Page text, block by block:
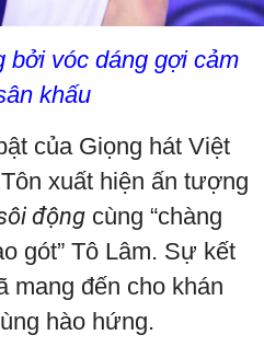
bởi vóc dáng gợi cảm
khấu
của Giọng hát Việt
xuất hiện ấn tượng
động cùng “chàng
gót” Tô Lâm. Sự kết
mang đến cho khán
hào hứng.